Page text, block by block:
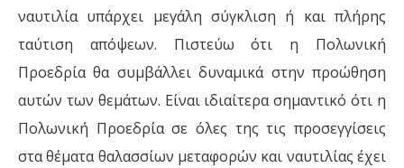
ναυτιλία υπάρχει μεγάλη σύγκλιση ή και πλήρης
ταύτιση απόψεων. Πιστεύω ότι η Πολωνική
Προεδρία θα συμβάλλει δυναμικά στην προώθηση
αυτών των θεμάτων. Είναι ιδιαίτερα σημαντικό ότι η
Πολωνική Προεδρία σε όλες της τις προσεγγίσεις
στα θέματα θαλασσίων μεταφορών και ναυτιλίας έχει